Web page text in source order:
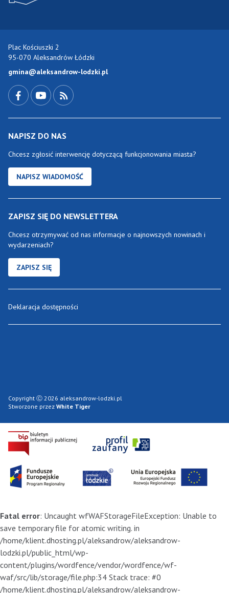
Plac Kościuszki 2
95-070 Aleksandrów Łódzki
gmina@aleksandrow-lodzki.pl
NAPISZ DO NAS
Chcesz zgłosić interwencję dotyczącą funkcjonowania miasta?
NAPISZ WIADOMOŚĆ
ZAPISZ SIĘ DO NEWSLETTERA
Chcesz otrzymywać od nas informacje o najnowszych nowinach i
wydarzeniach?
ZAPISZ SIĘ
Deklaracja dostępności
Copyright Ⓒ 2026 aleksandrow-lodzki.pl
Stworzone przez White Tiger
Fatal error: Uncaught wfWAFStorageFileException: Unable to
save temporary file for atomic writing. in
/home/klient.dhosting.pl/aleksandrow/aleksandrow-
lodzki.pl/public_html/wp-
content/plugins/wordfence/vendor/wordfence/wf-
waf/src/lib/storage/file.php:34 Stack trace: #0
/home/klient.dhosting.pl/aleksandrow/aleksandrow-